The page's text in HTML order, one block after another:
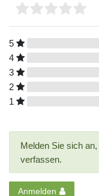
5
4
3
2
1
Melden Sie sich
verfassen.
Anmelden